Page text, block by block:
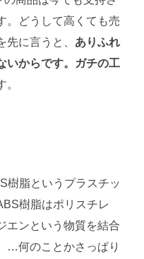
。どうして高くても売
に言うと、 ありふれ
いからです。ガチの工
樹脂というプラスチッ
樹脂はポリスチレ
エンという物質を結合
…何のことかさっぱり